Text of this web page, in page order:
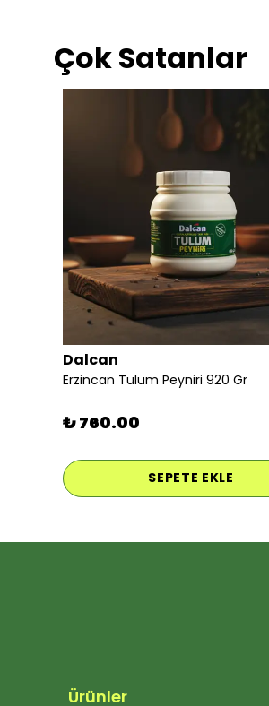
Çok Satanlar
Dalcan
Erzincan Tulum Peyniri 920 Gr
₺ 760.00
SEPETE EKLE
Ürünler